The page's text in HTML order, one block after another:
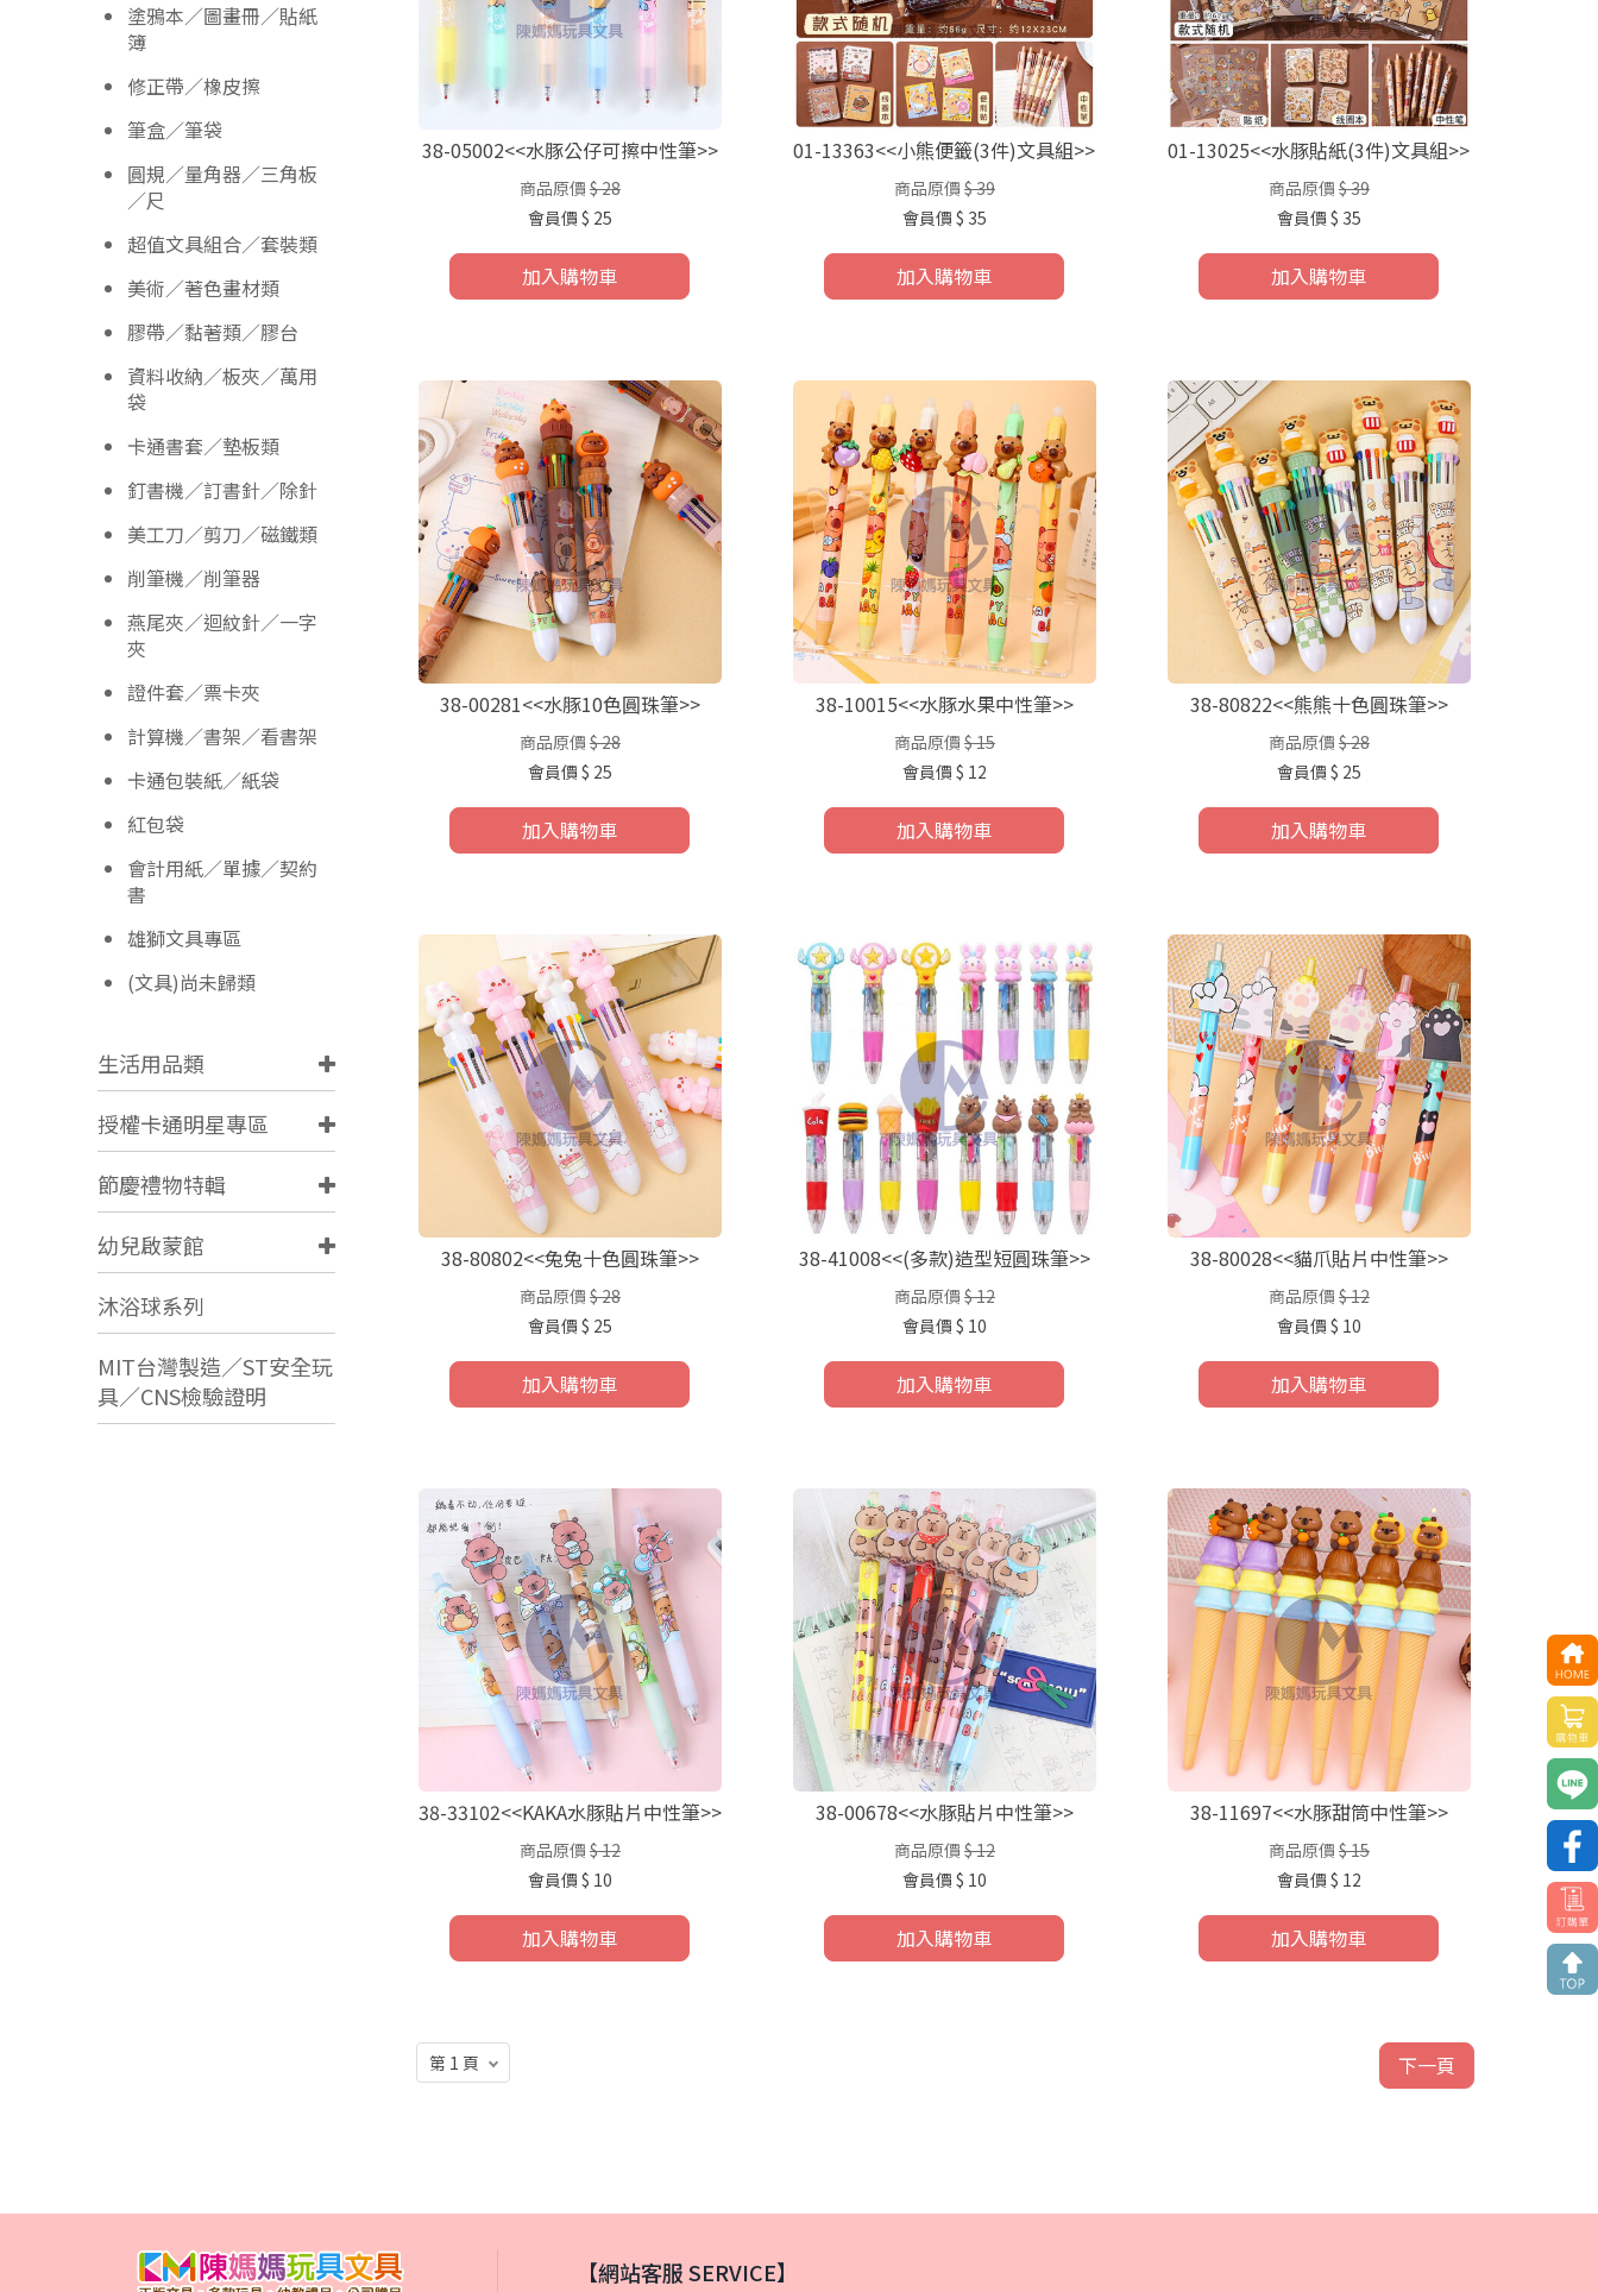
塗鴉本／圖畫冊／貼紙
簿
修正帶／橡皮擦
筆盒／筆袋
圓規／量角器／三角板
／尺
超值文具組合／套裝類
美術／著色畫材類
膠帶／黏著類／膠台
資料收納／板夾／萬用
袋
卡通書套／墊板類
釘書機／訂書針／除針
美工刀／剪刀／磁鐵類
削筆機／削筆器
燕尾夾／迴紋針／一字
夾
證件套／票卡夾
計算機／書架／看書架
卡通包裝紙／紙袋
紅包袋
會計用紙／單據／契約
書
雄獅文具專區
(文具)尚未歸類
生活用品類
授權卡通明星專區
節慶禮物特輯
幼兒啟蒙館
沐浴球系列
MIT台灣製造／ST安全玩
具／CNS檢驗證明
38-05002<<水豚公仔可擦中性筆>>
商品原價 $ 28
會員價 $ 25
加入購物車
01-13363<<小熊便籤(3件)文具組>>
商品原價 $ 39
會員價 $ 35
加入購物車
01-13025<<水豚貼紙(3件)文具組>>
商品原價 $ 39
會員價 $ 35
加入購物車
38-00281<<水豚10色圓珠筆>>
商品原價 $ 28
會員價 $ 25
加入購物車
38-10015<<水豚水果中性筆>>
商品原價 $ 15
會員價 $ 12
加入購物車
38-80822<<熊熊十色圓珠筆>>
商品原價 $ 28
會員價 $ 25
加入購物車
38-80802<<兔兔十色圓珠筆>>
商品原價 $ 28
會員價 $ 25
加入購物車
38-41008<<(多款)造型短圓珠筆>>
商品原價 $ 12
會員價 $ 10
加入購物車
38-80028<<貓爪貼片中性筆>>
商品原價 $ 12
會員價 $ 10
加入購物車
38-33102<<KAKA水豚貼片中性筆>>
商品原價 $ 12
會員價 $ 10
加入購物車
38-00678<<水豚貼片中性筆>>
商品原價 $ 12
會員價 $ 10
加入購物車
38-11697<<水豚甜筒中性筆>>
商品原價 $ 15
會員價 $ 12
加入購物車
下一頁
【網站客服 SERVICE】